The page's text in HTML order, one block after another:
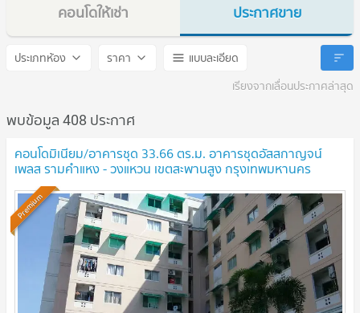
คอนโดให้เช่า
พันธุ์ทิพย์พลาซ่า บางกะปิ
ประกาศขาย
พันธุ์ทิพย์พลาซ่า บางกะปิ
ประเภทห้อง ราคา
แบบละเอียด
เรียงจากเลื่อนประกาศล่าสุด
พบข้อมูล 408 ประกาศ
คอนโดมิเนียม/อาคารชุด 33.66 ตร.ม. อาคารชุดอัสสกาญจน์
เพลส รามคำแหง - วงแหวน เขตสะพานสูง กรุงเทพมหานคร
1.1M UPDATE !
Premium